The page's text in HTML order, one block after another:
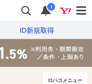
i
ID新規取得
ロハコメニュー